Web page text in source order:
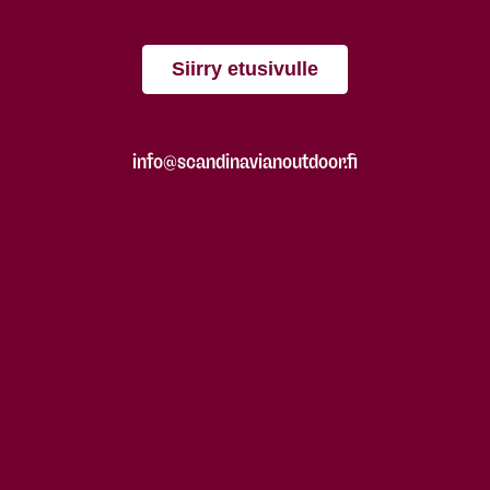
Siirry etusivulle
info@scandinavianoutdoor.fi